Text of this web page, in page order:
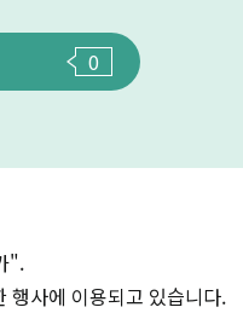
0
".
행사에 이용되고 있습니다.